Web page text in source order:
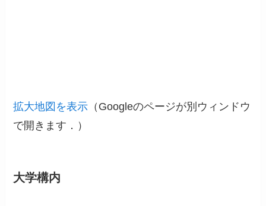
拡大地図を表示 （Googleのページが別ウィンドウ
で開きます．）
大学構内